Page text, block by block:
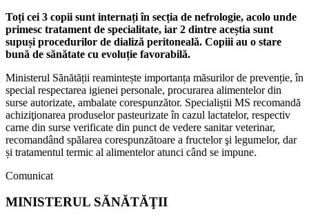
Toți cei 3 copii sunt internați în secția de nefrologie, acolo unde
primesc tratament de specialitate, iar 2 dintre aceștia sunt
supuși procedurilor de dializă peritoneală. Copiii au o stare
bună de sănătate cu evoluție favorabilă.
Ministerul Sănătății reamintește importanța măsurilor de prevenție, în
special respectarea igienei personale, procurarea alimentelor din
surse autorizate, ambalate corespunzător. Specialiștii MS recomandă
achiziţionarea produselor pasteurizate în cazul lactatelor, respectiv
carne din surse verificate din punct de vedere sanitar veterinar,
recomandând spălarea corespunzătoare a fructelor şi legumelor, dar
și tratamentul termic al alimentelor atunci când se impune.
Comunicat
MINISTERUL SĂNĂTĂŢII